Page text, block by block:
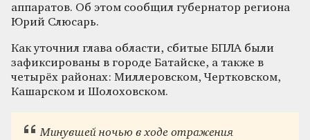
аппаратов. Об этом сообщил губернатор региона
Юрий Слюсарь.
Как уточнил глава области, сбитые БПЛА были
зафиксированы в городе Батайске, а также в
четырёх районах: Миллеровском, Чертковском,
Кашарском и Шолоховском.
Минувшей ночью в ходе отражения